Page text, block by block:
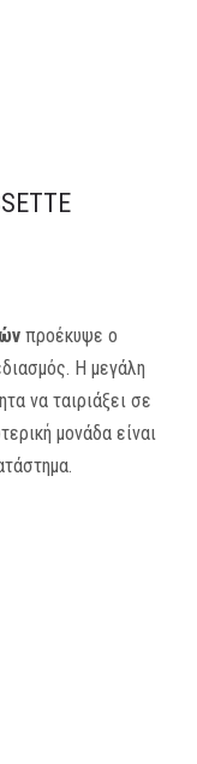
προέκυψε ο
Η μεγάλη
να ταιριάξει σε
μονάδα είναι